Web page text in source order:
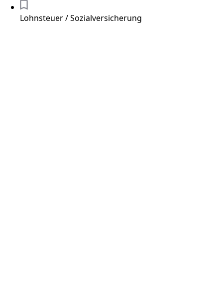
Lohnsteuer / Sozialversicherung